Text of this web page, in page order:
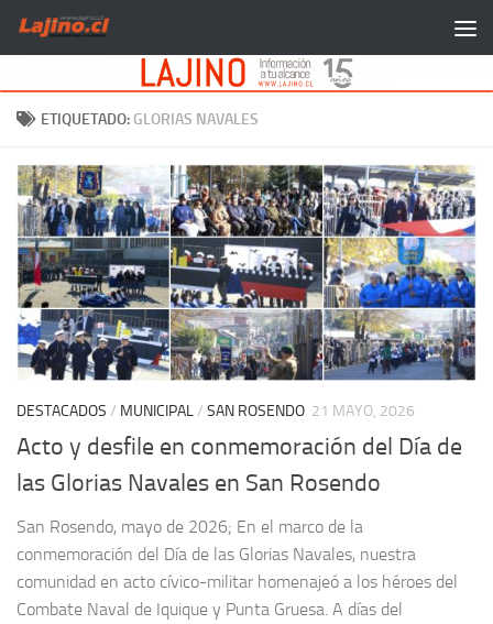
Saltar al contenido
ETIQUETADO: GLORIAS NAVALES
DESTACADOS / MUNICIPAL/ SAN ROSENDO 21 MAYO, 2026
Acto y desfile en conmemoración del Día de
las Glorias Navales en San Rosendo
San Rosendo, mayo de 2026; En el marco de la
conmemoración del Día de las Glorias Navales, nuestra
comunidad en acto cívico-militar homenajeó a los héroes del
Combate Naval de Iquique y Punta Gruesa. A días del